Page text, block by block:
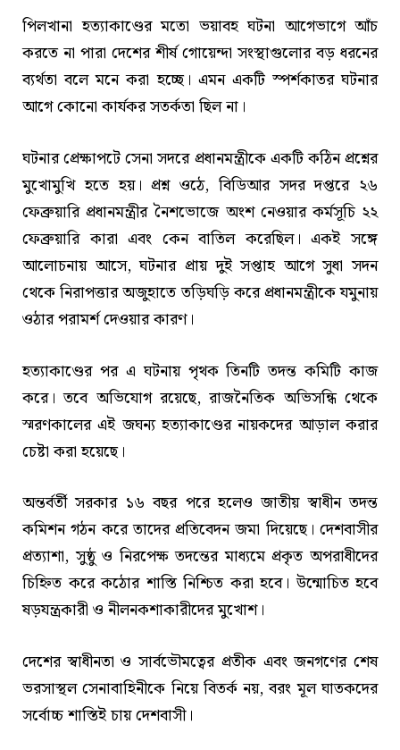
পিলখানা হত্যাকাণ্ডের মতো ভয়াবহ ঘটনা আগেভাগে আঁচ
করতে না পারা দেশের শীর্ষ গোয়েন্দা সংস্থাগুলোর বড় ধরনের
ব্যর্থতা বলে মনে করা হচ্ছে। এমন একটি স্পর্শকাতর ঘটনার
আগে কোনো কার্যকর সতর্কতা ছিল না।
ঘটনার প্রেক্ষাপটে সেনা সদরে প্রধানমন্ত্রীকে একটি কঠিন প্রশ্নের
মুখোমুখি হতে হয়। প্রশ্ন ওঠে, বিডিআর সদর দপ্তরে ২৬
ফেব্রুয়ারি প্রধানমন্ত্রীর নৈশভোজে অংশ নেওয়ার কর্মসূচি ২২
ফেব্রুয়ারি কারা এবং কেন বাতিল করেছিল। একই সঙ্গে
আলোচনায় আসে, ঘটনার প্রায় দুই সপ্তাহ আগে সুধা সদন
থেকে নিরাপত্তার অজুহাতে তড়িঘড়ি করে প্রধানমন্ত্রীকে যমুনায়
ওঠার পরামর্শ দেওয়ার কারণ।
হত্যাকাণ্ডের পর এ ঘটনায় পৃথক তিনটি তদন্ত কমিটি কাজ
করে। তবে অভিযোগ রয়েছে, রাজনৈতিক অভিসন্ধি থেকে
স্মরণকালের এই জঘন্য হত্যাকাণ্ডের নায়কদের আড়াল করার
চেষ্টা করা হয়েছে।
অন্তর্বর্তী সরকার ১৬ বছর পরে হলেও জাতীয় স্বাধীন তদন্ত
কমিশন গঠন করে তাদের প্রতিবেদন জমা দিয়েছে। দেশবাসীর
প্রত্যাশা, সুষ্ঠু ও নিরপেক্ষ তদন্তের মাধ্যমে প্রকৃত অপরাধীদের
চিহ্নিত করে কঠোর শাস্তি নিশ্চিত করা হবে। উন্মোচিত হবে
ষড়যন্ত্রকারী ও নীলনকশাকারীদের মুখোশ।
দেশের স্বাধীনতা ও সার্বভৌমত্বের প্রতীক এবং জনগণের শেষ
ভরসাস্থল সেনাবাহিনীকে নিয়ে বিতর্ক নয়, বরং মূল ঘাতকদের
সর্বোচ্চ শাস্তিই চায় দেশবাসী।